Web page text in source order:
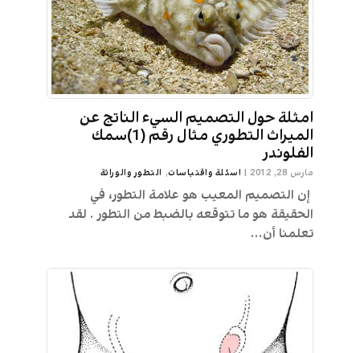
امثلة حول التصميم السيء الناتج عن
الميراث التطوري مثال رقم (1)سمك
الفلوندر
مارس 28, 2012 | اسئلة واقتباسات, التطور والوراثة
إن التصميم المعيب هو علامة التطور، في
الحقيقة هو ما تتوقعه بالضبط من التطور . لقد
تعلمنا أن...